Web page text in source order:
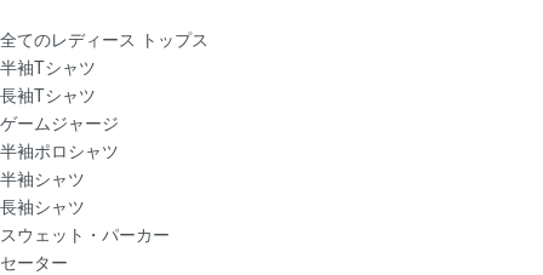
全てのレディース トップス
半袖Tシャツ
長袖Tシャツ
ゲームジャージ
半袖ポロシャツ
半袖シャツ
長袖シャツ
スウェット・パーカー
セーター